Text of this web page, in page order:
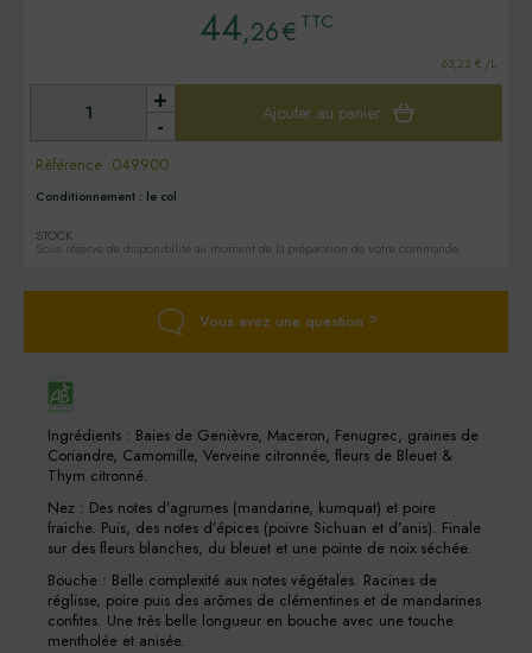
Ingrédients : Baies de Genièvre, Maceron, Fenugrec, graines de
Coriandre, Camomille, Verveine citronnée, fleurs de Bleuet &
Thym citronné.
Nez : Des notes d’agrumes (mandarine, kumquat) et poire
fraiche. Puis, des notes d’épices (poivre Sichuan et d’anis). Finale
sur des fleurs blanches, du bleuet et une pointe de noix séchée.
Bouche : Belle complexité aux notes végétales. Racines de
réglisse, poire puis des arômes de clémentines et de mandarines
confites. Une très belle longueur en bouche avec une touche
mentholée et anisée.
44,26€ TTC
63,23 € /L
-
+ Ajouter au panier
Référence :049900
Conditionnement : le col
STOCK
Sous réserve de disponibilité au moment de la préparation de votre commande.
Vous avez une question ?